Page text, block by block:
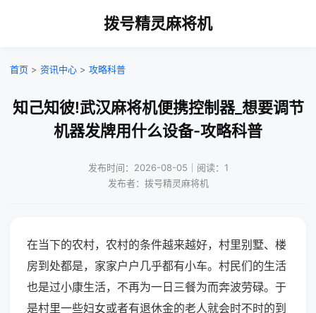
拨号精灵麻将机
首页 > 资讯中心 > 攻略科普
知己知彼!武汉麻将机便携控制器_想要调节
机器发牌用什么设备-攻略科普
发布时间：2026-08-05｜阅读：1
发布者：拨号精灵麻将机
在当下的农村，农村的条件越来越好，村里别墅、楼
房到处都是，家家户户几乎都有小车。村民们的生活
也是过小康生活，不再为一日三餐为而奔波劳碌。于
是村里一些妇女或者有退休金的老人就会时不时的到